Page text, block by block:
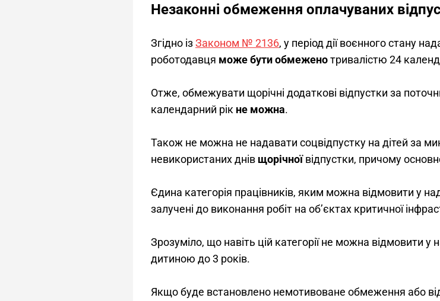
Незаконні обмеження оплачуваних
Згідно із Законом № 2136, у період дії воєнного стану
роботодавця може бути обмежено тривалістю 24
Отже, обмежувати щорічні додаткові відпустки за
календарний рік не можна.
Також не можна не надавати соцвідпустку на дітей за
невикористаних днів щорічної відпустки, причому
Єдина категорія працівників, яким можна відмовити у
залучені до виконання робіт на об’єктах критичної
Зрозуміло, що навіть цій категорії не можна відмовити у
дитиною до 3 років.
Якщо буде встановлено немотивоване обмеження або